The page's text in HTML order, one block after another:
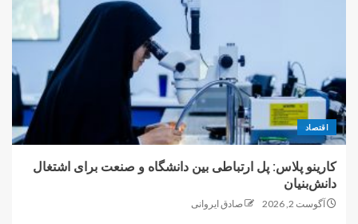
اقتصاد
کارینو پلاس: پل ارتباطی بین دانشگاه و صنعت برای اشتغال
دانش‌بنیان
آگوست 2, 2026 صادق ایروانی